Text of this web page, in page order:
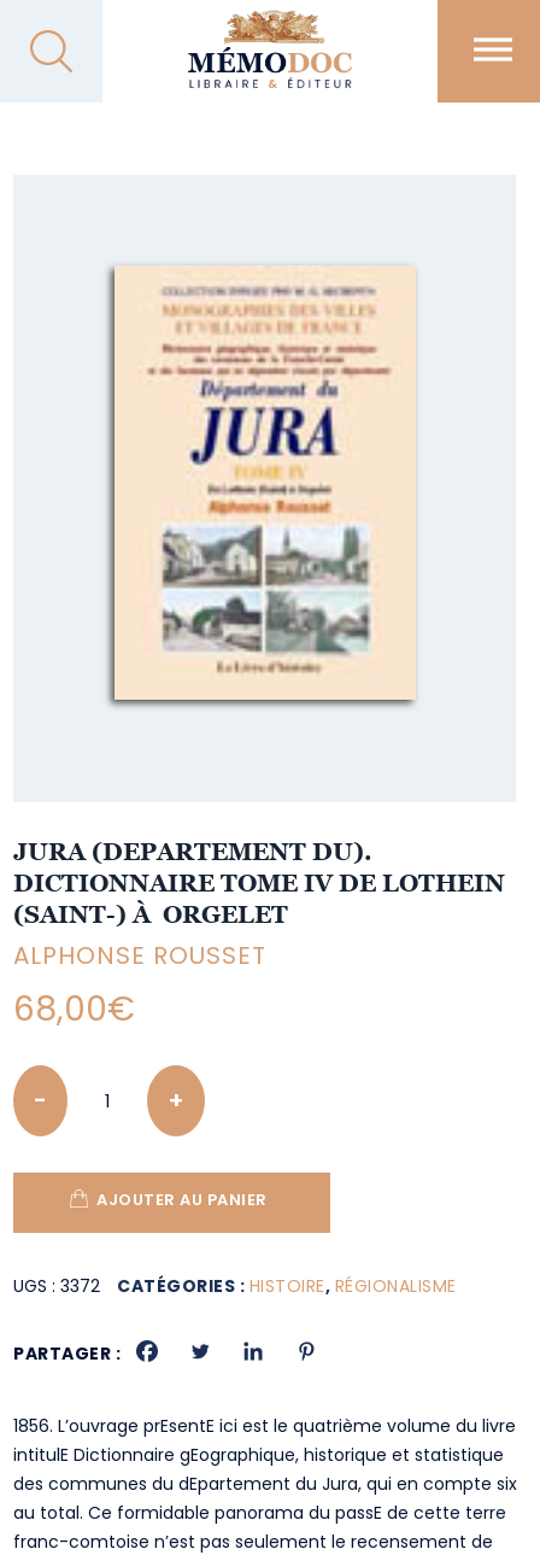
JURA (DEPARTEMENT DU).
DICTIONNAIRE TOME IV DE LOTHEIN
(SAINT-) À ORGELET
ALPHONSE ROUSSET
68,00€
Quantity
AJOUTER AU PANIER
UGS :3372 CATÉGORIES : HISTOIRE, RÉGIONALISME
PARTAGER :
1856. L’ouvrage prEsentE ici est le quatrième volume du livre
intitulE Dictionnaire gEographique, historique et statistique
des communes du dEpartement du Jura, qui en compte six
au total. Ce formidable panorama du passE de cette terre
franc-comtoise n’est pas seulement le recensement de